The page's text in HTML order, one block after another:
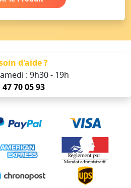
d'aide ?
: 9h30 - 19h
47 70 05 93